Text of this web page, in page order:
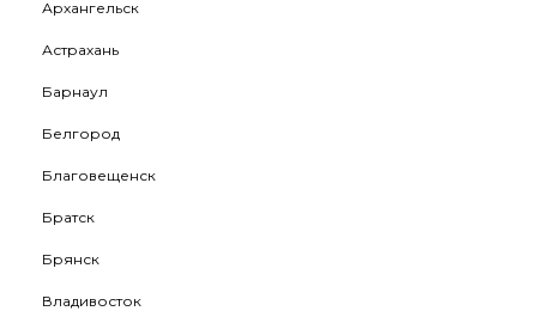
Архангельск
Астрахань
Барнаул
Белгород
Благовещенск
Братск
Брянск
Владивосток